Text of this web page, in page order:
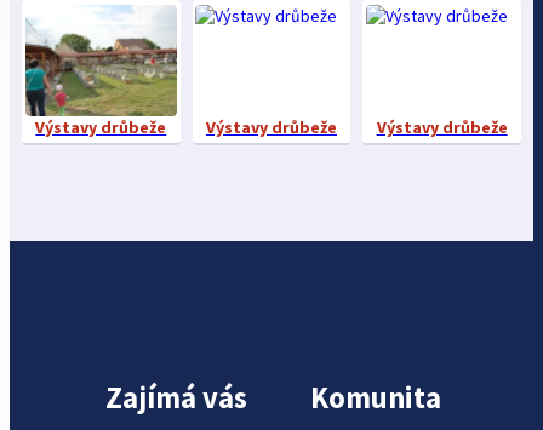
Výstavy drůbeže Výstavy drůbeže Výstavy drůbeže
Zajímá vás Komunita